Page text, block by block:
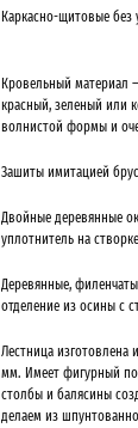
Каркасно-щитовые без
Кровельный материал
красный, зеленый или
волнистой формы и
Зашиты имитацией
Двойные деревянные
уплотнитель на
Деревянные,
отделение из осины с
Лестница изготовлена
мм. Имеет фигурный
столбы и балясины
делаем из